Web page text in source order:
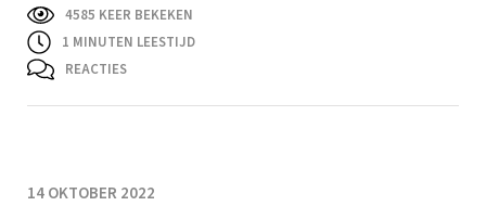
4585 KEER BEKEKEN
1 MINUTEN LEESTIJD
REACTIES
14 OKTOBER 2022